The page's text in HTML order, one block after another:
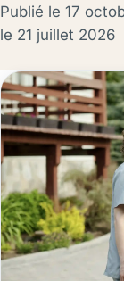
Publié le 17
le 21 juillet 2026